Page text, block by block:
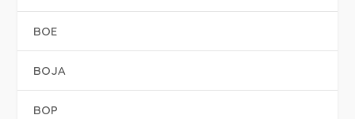
BOE
BOJA
BOP